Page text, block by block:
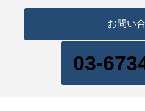
お問い
03-